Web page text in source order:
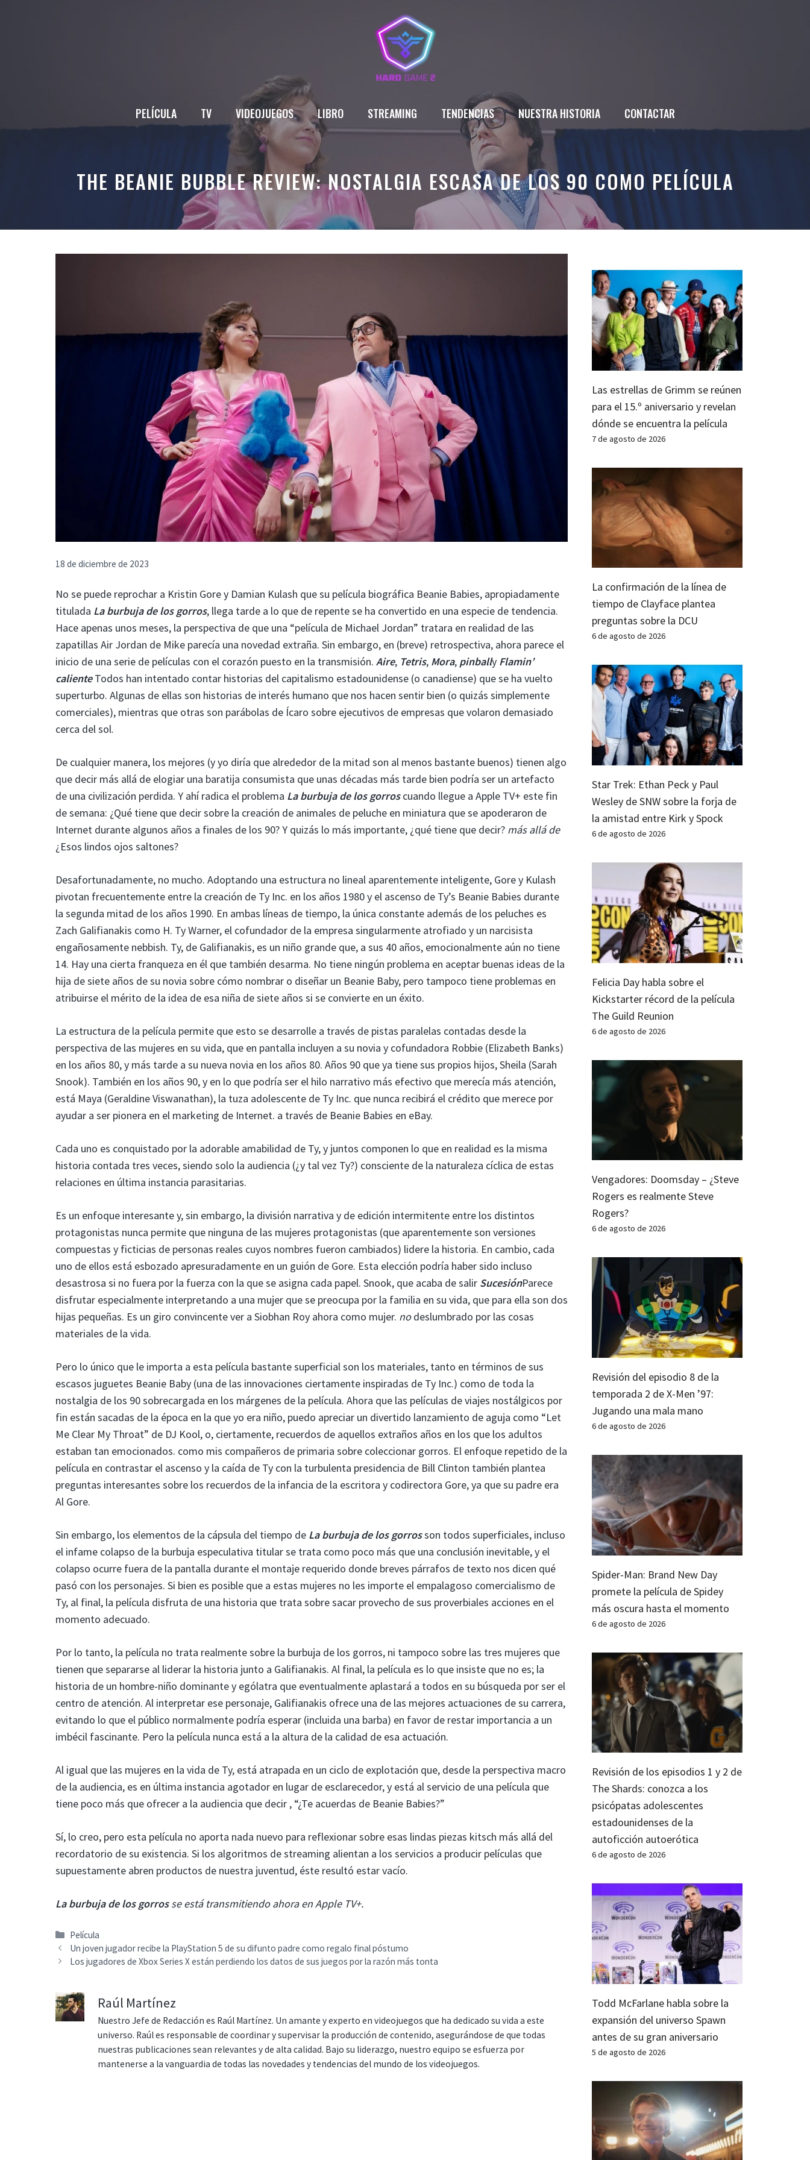
PELÍCULA TV VIDEOJUEGOS LIBRO STREAMING TENDENCIAS NUESTRA HISTORIA CONTACTAR
THE BEANIE BUBBLE REVIEW: NOSTALGIA ESCASA DE LOS 90 COMO PELÍCULA
18 de diciembre de 2023
No se puede reprochar a Kristin Gore y Damian Kulash que su película biográfica Beanie Babies, apropiadamente
titulada La burbuja de los gorros, llega tarde a lo que de repente se ha convertido en una especie de tendencia.
Hace apenas unos meses, la perspectiva de que una “película de Michael Jordan” tratara en realidad de las
zapatillas Air Jordan de Mike parecía una novedad extraña. Sin embargo, en (breve) retrospectiva, ahora parece el
inicio de una serie de películas con el corazón puesto en la transmisión. Aire, Tetris, Mora, pinbally Flamin’
calienteTodos han intentado contar historias del capitalismo estadounidense (o canadiense) que se ha vuelto
superturbo. Algunas de ellas son historias de interés humano que nos hacen sentir bien (o quizás simplemente
comerciales), mientras que otras son parábolas de Ícaro sobre ejecutivos de empresas que volaron demasiado
cerca del sol.
De cualquier manera, los mejores (y yo diría que alrededor de la mitad son al menos bastante buenos) tienen algo
que decir más allá de elogiar una baratija consumista que unas décadas más tarde bien podría ser un artefacto
de una civilización perdida. Y ahí radica el problema La burbuja de los gorroscuando llegue a Apple TV+ este fin
de semana: ¿Qué tiene que decir sobre la creación de animales de peluche en miniatura que se apoderaron de
Internet durante algunos años a finales de los 90? Y quizás lo más importante, ¿qué tiene que decir? más allá de
¿Esos lindos ojos saltones?
Desafortunadamente, no mucho. Adoptando una estructura no lineal aparentemente inteligente, Gore y Kulash
pivotan frecuentemente entre la creación de Ty Inc. en los años 1980 y el ascenso de Ty’s Beanie Babies durante
la segunda mitad de los años 1990. En ambas líneas de tiempo, la única constante además de los peluches es
Zach Galifianakis como H. Ty Warner, el cofundador de la empresa singularmente atrofiado y un narcisista
engañosamente nebbish. Ty, de Galifianakis, es un niño grande que, a sus 40 años, emocionalmente aún no tiene
14. Hay una cierta franqueza en él que también desarma. No tiene ningún problema en aceptar buenas ideas de la
hija de siete años de su novia sobre cómo nombrar o diseñar un Beanie Baby, pero tampoco tiene problemas en
atribuirse el mérito de la idea de esa niña de siete años si se convierte en un éxito.
La estructura de la película permite que esto se desarrolle a través de pistas paralelas contadas desde la
perspectiva de las mujeres en su vida, que en pantalla incluyen a su novia y cofundadora Robbie (Elizabeth Banks)
en los años 80, y más tarde a su nueva novia en los años 80. Años 90 que ya tiene sus propios hijos, Sheila (Sarah
Snook). También en los años 90, y en lo que podría ser el hilo narrativo más efectivo que merecía más atención,
está Maya (Geraldine Viswanathan), la tuza adolescente de Ty Inc. que nunca recibirá el crédito que merece por
ayudar a ser pionera en el marketing de Internet. a través de Beanie Babies en eBay.
Cada uno es conquistado por la adorable amabilidad de Ty, y juntos componen lo que en realidad es la misma
historia contada tres veces, siendo solo la audiencia (¿y tal vez Ty?) consciente de la naturaleza cíclica de estas
relaciones en última instancia parasitarias.
Es un enfoque interesante y, sin embargo, la división narrativa y de edición intermitente entre los distintos
protagonistas nunca permite que ninguna de las mujeres protagonistas (que aparentemente son versiones
compuestas y ficticias de personas reales cuyos nombres fueron cambiados) lidere la historia. En cambio, cada
uno de ellos está esbozado apresuradamente en un guión de Gore. Esta elección podría haber sido incluso
desastrosa si no fuera por la fuerza con la que se asigna cada papel. Snook, que acaba de salir SucesiónParece
disfrutar especialmente interpretando a una mujer que se preocupa por la familia en su vida, que para ella son dos
hijas pequeñas. Es un giro convincente ver a Siobhan Roy ahora como mujer. nodeslumbrado por las cosas
materiales de la vida.
Pero lo único que le importa a esta película bastante superficial son los materiales, tanto en términos de sus
escasos juguetes Beanie Baby (una de las innovaciones ciertamente inspiradas de Ty Inc.) como de toda la
nostalgia de los 90 sobrecargada en los márgenes de la película. Ahora que las películas de viajes nostálgicos por
fin están sacadas de la época en la que yo era niño, puedo apreciar un divertido lanzamiento de aguja como “Let
Me Clear My Throat” de DJ Kool, o, ciertamente, recuerdos de aquellos extraños años en los que los adultos
estaban tan emocionados. como mis compañeros de primaria sobre coleccionar gorros. El enfoque repetido de la
película en contrastar el ascenso y la caída de Ty con la turbulenta presidencia de Bill Clinton también plantea
preguntas interesantes sobre los recuerdos de la infancia de la escritora y codirectora Gore, ya que su padre era
Al Gore.
Sin embargo, los elementos de la cápsula del tiempo de La burbuja de los gorrosson todos superficiales, incluso
el infame colapso de la burbuja especulativa titular se trata como poco más que una conclusión inevitable, y el
colapso ocurre fuera de la pantalla durante el montaje requerido donde breves párrafos de texto nos dicen qué
pasó con los personajes. Si bien es posible que a estas mujeres no les importe el empalagoso comercialismo de
Ty, al final, la película disfruta de una historia que trata sobre sacar provecho de sus proverbiales acciones en el
momento adecuado.
Por lo tanto, la película no trata realmente sobre la burbuja de los gorros, ni tampoco sobre las tres mujeres que
tienen que separarse al liderar la historia junto a Galifianakis. Al final, la película es lo que insiste que no es; la
historia de un hombre-niño dominante y ególatra que eventualmente aplastará a todos en su búsqueda por ser el
centro de atención. Al interpretar ese personaje, Galifianakis ofrece una de las mejores actuaciones de su carrera,
evitando lo que el público normalmente podría esperar (incluida una barba) en favor de restar importancia a un
imbécil fascinante. Pero la película nunca está a la altura de la calidad de esa actuación.
Al igual que las mujeres en la vida de Ty, está atrapada en un ciclo de explotación que, desde la perspectiva macro
de la audiencia, es en última instancia agotador en lugar de esclarecedor, y está al servicio de una película que
tiene poco más que ofrecer a la audiencia que decir , “¿Te acuerdas de Beanie Babies?”
Sí, lo creo, pero esta película no aporta nada nuevo para reflexionar sobre esas lindas piezas kitsch más allá del
recordatorio de su existencia. Si los algoritmos de streaming alientan a los servicios a producir películas que
supuestamente abren productos de nuestra juventud, éste resultó estar vacío.
La burbuja de los gorrosse está transmitiendo ahora en Apple TV+.
Categorías
Película
Un joven jugador recibe la PlayStation 5 de su difunto padre como regalo final póstumo
Los jugadores de Xbox Series X están perdiendo los datos de sus juegos por la razón más tonta
Raúl Martínez
Nuestro Jefe de Redacción es Raúl Martínez. Un amante y experto en videojuegos que ha dedicado su vida a este
universo. Raúl es responsable de coordinar y supervisar la producción de contenido, asegurándose de que todas
nuestras publicaciones sean relevantes y de alta calidad. Bajo su liderazgo, nuestro equipo se esfuerza por
mantenerse a la vanguardia de todas las novedades y tendencias del mundo de los videojuegos.
Las estrellas de Grimm se reúnen
para el 15.º aniversario y revelan
dónde se encuentra la película
7 de agosto de 2026
La confirmación de la línea de
tiempo de Clayface plantea
preguntas sobre la DCU
6 de agosto de 2026
Star Trek: Ethan Peck y Paul
Wesley de SNW sobre la forja de
la amistad entre Kirk y Spock
6 de agosto de 2026
Felicia Day habla sobre el
Kickstarter récord de la película
The Guild Reunion
6 de agosto de 2026
Vengadores: Doomsday – ¿Steve
Rogers es realmente Steve
Rogers?
6 de agosto de 2026
Revisión del episodio 8 de la
temporada 2 de X-Men ’97:
Jugando una mala mano
6 de agosto de 2026
Spider-Man: Brand New Day
promete la película de Spidey
más oscura hasta el momento
6 de agosto de 2026
Revisión de los episodios 1 y 2 de
The Shards: conozca a los
psicópatas adolescentes
estadounidenses de la
autoficción autoerótica
6 de agosto de 2026
Todd McFarlane habla sobre la
expansión del universo Spawn
antes de su gran aniversario
5 de agosto de 2026